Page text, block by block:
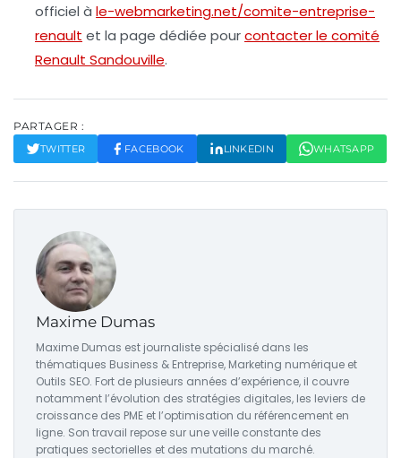
officiel à le-webmarketing.net/comite-entreprise-
renault et la page dédiée pourcontacter le comité
Renault Sandouville.
PARTAGER :
TWITTER FACEBOOK LINKEDIN WHATSAPP
Maxime Dumas
Maxime Dumas est journaliste spécialisé dans les
thématiques Business & Entreprise, Marketing numérique et
Outils SEO. Fort de plusieurs années d’expérience, il couvre
notamment l’évolution des stratégies digitales, les leviers de
croissance des PME et l’optimisation du référencement en
ligne. Son travail repose sur une veille constante des
pratiques sectorielles et des mutations du marché.